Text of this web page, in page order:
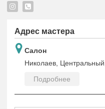
Адрес мастера
Салон
Николаев,
Подробнее